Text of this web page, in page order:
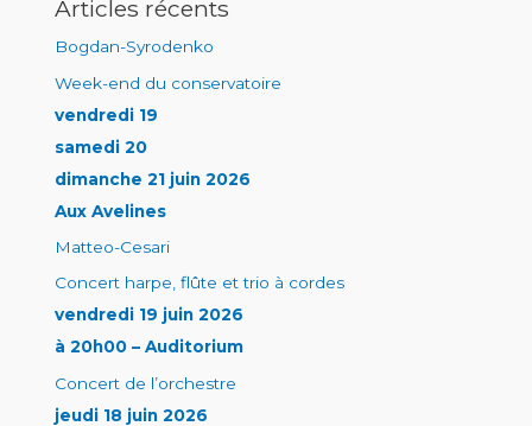
Articles récents
Bogdan-Syrodenko
Week-end du conservatoire
vendredi 19
samedi 20
dimanche 21 juin 2026
Aux Avelines
Matteo-Cesari
Concert harpe, flûte et trio à cordes
vendredi 19 juin 2026
à 20h00 – Auditorium
Concert de l’orchestre
jeudi 18 juin 2026